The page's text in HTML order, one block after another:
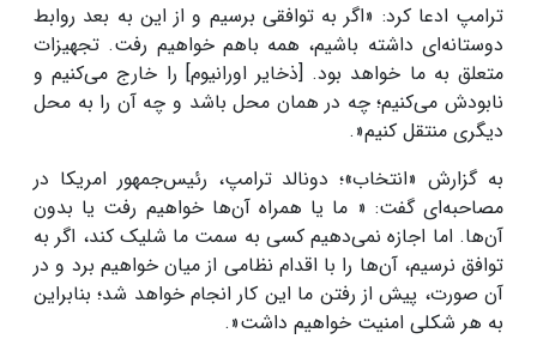
ترامپ ادعا کرد: «اگر به توافقی برسیم و از این به بعد روابط
دوستانه‌ای داشته باشیم، همه باهم خواهیم رفت. تجهیزات
متعلق به ما خواهد بود. [ذخایر اورانیوم] را خارج می‌کنیم و
نابودش می‌کنیم؛ چه در همان محل باشد و چه آن را به محل
دیگری منتقل کنیم.»
به گزارش «انتخاب»؛ دونالد ترامپ، رئیس‌جمهور امریکا در
مصاحبه‌ای گفت: « ما یا همراه آن‌ها خواهیم رفت یا بدون
آن‌ها. اما اجازه نمی‌دهیم کسی به سمت ما شلیک کند، اگر به
توافق نرسیم، آن‌ها را با اقدام نظامی از میان خواهیم برد و در
آن صورت، پیش از رفتن ما این کار انجام خواهد شد؛ بنابراین
به هر شکلی امنیت خواهیم داشت.»